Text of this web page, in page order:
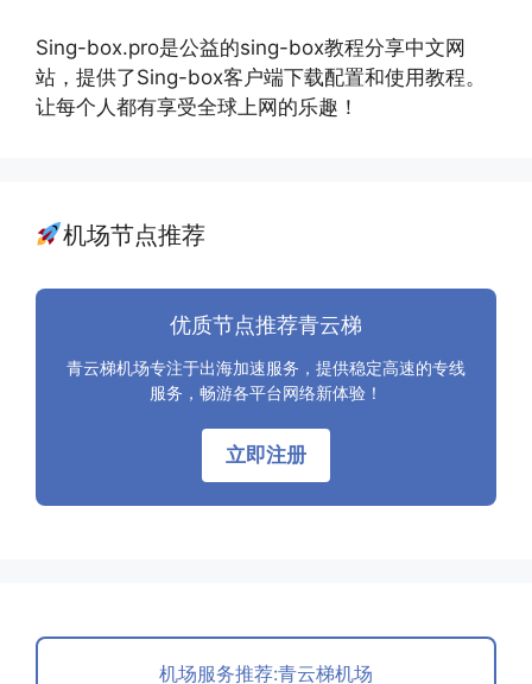
Sing-box.pro是公益的sing-box教程分享中文网
站，提供了Sing-box客户端下载配置和使用教程。
让每个人都有享受全球上网的乐趣！
机场节点推荐
优质节点推荐青云梯
青云梯机场专注于出海加速服务，提供稳定高速的专线
服务，畅游各平台网络新体验！
立即注册
机场服务推荐:青云梯机场